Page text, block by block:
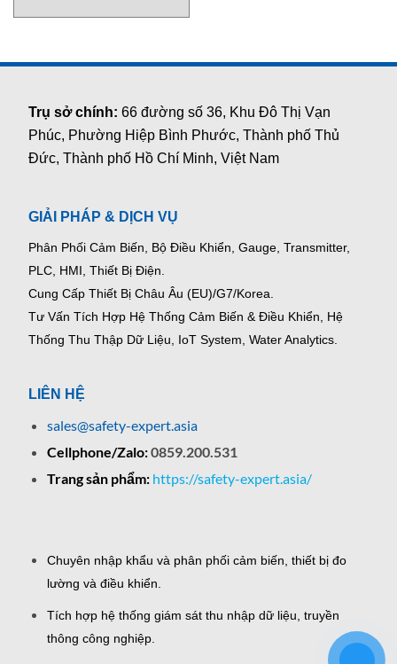
Francis Vietnam
Trụ sở chính:66 đường số 36, Khu Đô Thị Vạn
Phúc, Phường Hiệp Bình Phước, Thành phố Thủ
Đức, Thành phố Hồ Chí Minh, Việt Nam
GIẢI PHÁP & DỊCH VỤ
Phân Phối Cảm Biến, Bộ Điều Khiển, Gauge, Transmitter,
PLC, HMI, Thiết Bị Điện.
Cung Cấp Thiết Bị Châu Âu (EU)/G7/Korea.
Tư Vấn Tích Hợp Hệ Thống Cảm Biến & Điều Khiển, Hệ
Thống Thu Thập Dữ Liệu, IoT System, Water Analytics.
LIÊN HỆ
sales@safety-expert.asia
Cellphone/Zalo:0859.200.531
Trang sản phẩm: https://safety-expert.asia/
Chuyên nhập khẩu và phân phối cảm biến, thiết bị đo
lường và điều khiển.
Tích hợp hệ thống giám sát thu nhập dữ liệu, truyền
thông công nghiệp.